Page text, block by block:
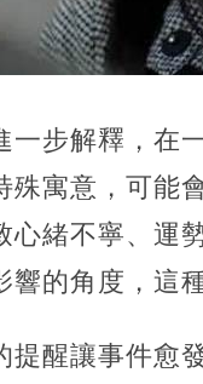
一步解釋，在
殊寓意，可能
心緒不寧、運
響的角度，這
提醒讓事件愈